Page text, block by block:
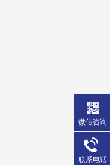
微信咨询
联系电话